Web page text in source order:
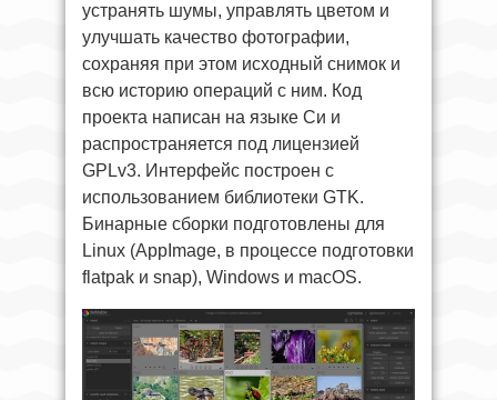
устранять шумы, управлять цветом и
улучшать качество фотографии,
сохраняя при этом исходный снимок и
всю историю операций с ним. Код
проекта написан на языке Си и
распространяется под лицензией
GPLv3. Интерфейс построен с
использованием библиотеки GTK.
Бинарные сборки подготовлены для
Linux (AppImage, в процессе подготовки
flatpak и snap), Windows и macOS.